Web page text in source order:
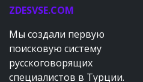
ZDESVSE.COM
Мы создали первую
поисковую систему
русскоговорящих
специалистов в Турции.